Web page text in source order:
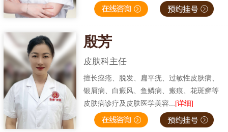
殷芳
皮肤科主任
擅长痤疮、脱发、扁平疣、过敏性皮肤病、
银屑病、白癜风、鱼鳞病、瘢痕、花斑癣等
皮肤病诊疗及皮肤医学美容... [详细]